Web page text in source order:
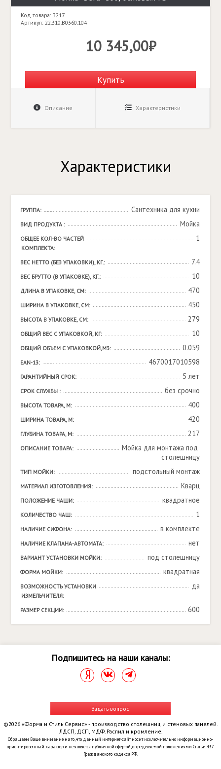
Код товара: 3217
Артикул: 22.310.B0360.104
10 345,00₽
Купить
Описание Характеристики
Характеристики
ГРУППА: Сантехника для кухни
ВИД ПРОДУКТА : Мойка
ОБЩЕЕ КОЛ-ВО ЧАСТЕЙ
КОМПЛЕКТА:
1
ВЕС НЕТТО (БЕЗ УПАКОВКИ), КГ.: 7.4
ВЕС БРУТТО (В УПАКОВКЕ), КГ.: 10
ДЛИНА В УПАКОВКЕ, СМ: 470
ШИРИНА В УПАКОВКЕ, СМ: 450
ВЫСОТА В УПАКОВКЕ, СМ: 279
ОБЩИЙ ВЕС С УПАКОВКОЙ, КГ: 10
ОБЩИЙ ОБЪЕМ С УПАКОВКОЙ,М3: 0.059
EAN-13: 4670017010598
ГАРАНТИЙНЫЙ СРОК: 5 лет
СРОК СЛУЖБЫ : без срочно
ВЫСОТА ТОВАРА, М: 400
ШИРИНА ТОВАРА, М: 420
ГЛУБИНА ТОВАРА, М: 217
ОПИСАНИЕ ТОВАРА:
Мойка для монтажа под
столешницу
ТИП МОЙКИ: подстольный монтаж
МАТЕРИАЛ ИЗГОТОВЛЕНИЯ: Кварц
ПОЛОЖЕНИЕ ЧАШИ: квадратное
КОЛИЧЕСТВО ЧАШ: 1
НАЛИЧИЕ СИФОНА: в комплекте
НАЛИЧИЕ КЛАПАНА-АВТОМАТА: нет
ВАРИАНТ УСТАНОВКИ МОЙКИ: под столешницу
ФОРМА МОЙКИ: квадратная
ВОЗМОЖНОСТЬ УСТАНОВКИ
ИЗМЕЛЬЧИТЕЛЯ:
да
РАЗМЕР СЕКЦИИ: 600
Подпишитесь на наши каналы:
Задать вопрос
©2026 «Форма и Стиль Сервис» - производство столешниц и стеновых панелей.
ЛДСП, ДСП, МДФ. Распил и кромление.
Обращаем Ваше внимание на то, что данный интернет-сайт носит исключительно информационно-
ориентировочный характер и не является публичной офертой, определяемой положениями Статьи 437
Гражданского кодекса РФ.